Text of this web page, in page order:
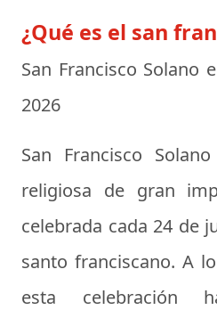
¿Qué es el san
San Francisco Solano
2026
San Francisco
religiosa de gran
celebrada cada 24 de
santo franciscano. A
esta celebración